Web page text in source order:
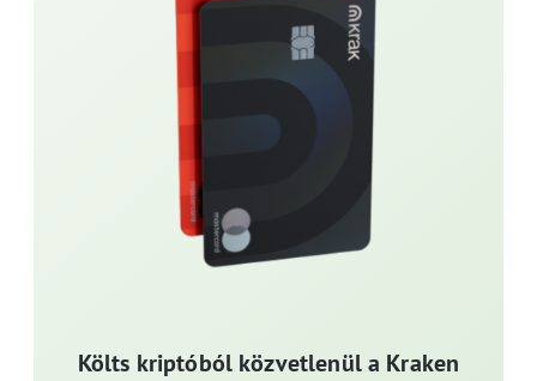
Költs kriptóból közvetlenül a Kraken